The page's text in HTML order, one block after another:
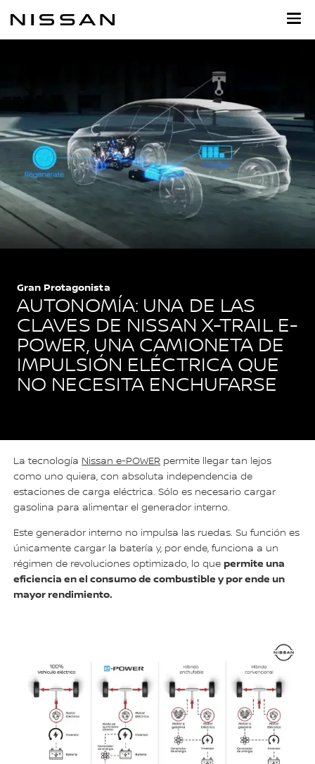
Gran Protagonista
AUTONOMÍA: UNA DE LAS
CLAVES DE NISSAN X-TRAIL E-
POWER, UNA CAMIONETA DE
IMPULSIÓN ELÉCTRICA QUE
NO NECESITA ENCHUFARSE
La tecnología Nissan e-POWER permite llegar tan lejos
como uno quiera, con absoluta independencia de
estaciones de carga eléctrica. Sólo es necesario cargar
gasolina para alimentar el generador interno.
Este generador interno no impulsa las ruedas. Su función es
únicamente cargar la batería y, por ende, funciona a un
régimen de revoluciones optimizado, lo que permite una
eficiencia en el consumo de combustible y por ende un
mayor rendimiento.